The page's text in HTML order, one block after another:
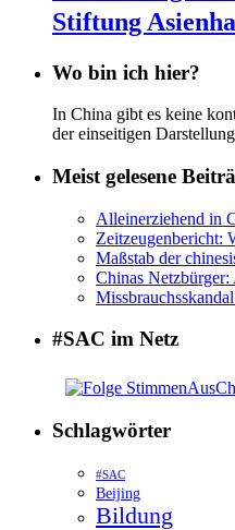
Stiftung
Wo bin ich hier?
In China gibt es keine
der einseitigen
Meist gelesene
Alleinerziehend in
Zeitzeugenbericht:
Maßstab der
Chinas
#SAC im Netz
Schlagwörter
#SAC
Beijing
Bildung